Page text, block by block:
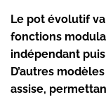
Le pot évolutifva
fonctions
indépendant
D’autres
assise,